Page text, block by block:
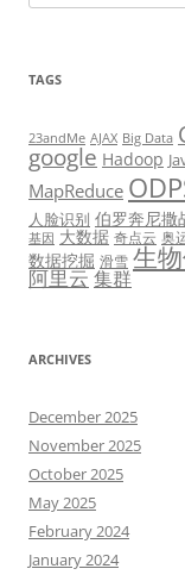
for:
TAGS
23andMe AJAX Big Data
google Hadoop
MapReduce
人脸识别 伯罗奔尼撒
基因 大数据 奇点云 奥
数据挖掘 滑雪 生
阿里云集群
ARCHIVES
December 2025
November 2025
October 2025
May 2025
February 2024
January 2024